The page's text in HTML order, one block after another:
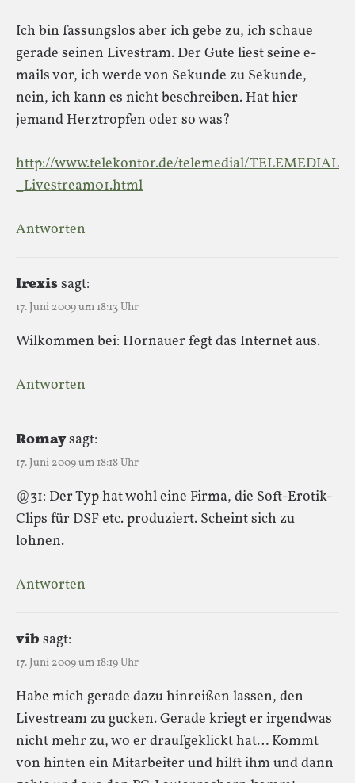
Ich bin fassungslos aber ich gebe zu, ich schaue
gerade seinen Livestram. Der Gute liest seine e-
mails vor, ich werde von Sekunde zu Sekunde,
nein, ich kann es nicht beschreiben. Hat hier
jemand Herztropfen oder so was?
http://www.telekontor.de/telemedial/TELEMEDIAL
_Livestream01.html
Antworten
Irexissagt:
17. Juni 2009 um 18:13 Uhr
Wilkommen bei: Hornauer fegt das Internet aus.
Antworten
Romaysagt:
17. Juni 2009 um 18:18 Uhr
@31: Der Typ hat wohl eine Firma, die Soft-Erotik-
Clips für DSF etc. produziert. Scheint sich zu
lohnen.
Antworten
vib sagt:
17. Juni 2009 um 18:19 Uhr
Habe mich gerade dazu hinreißen lassen, den
Livestream zu gucken. Gerade kriegt er irgendwas
nicht mehr zu, wo er draufgeklickt hat… Kommt
von hinten ein Mitarbeiter und hilft ihm und dann